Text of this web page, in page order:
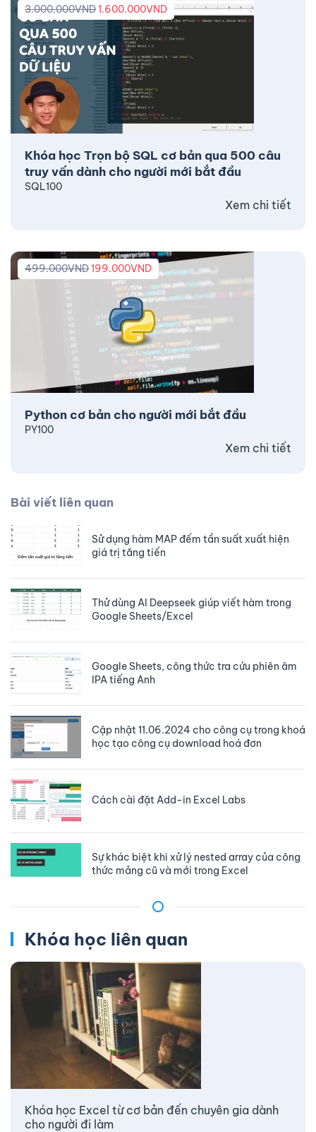
Khóa học Trọn bộ SQL cơ bản qua 500 câu
truy vấn dành cho người mới bắt đầu
3.000.000VND1.600.000VND
SQL100
Xem chi tiết
Python cơ bản cho người mới bắt đầu
499.000VND199.000VND
PY100
Xem chi tiết
Bài viết liên quan
Sử dụng hàm MAP đếm tần suất xuất hiện
giá trị tăng tiến
Thử dùng AI Deepseek giúp viết hàm trong
Google Sheets/Excel
Google Sheets, công thức tra cứu phiên âm
IPA tiếng Anh
Cập nhật 11.06.2024 cho công cụ trong khoá
học tạo công cụ download hoá đơn
Cách cài đặt Add-in Excel Labs
Sự khác biệt khi xử lý nested array của công
thức mảng cũ và mới trong Excel
Khóa học liên quan
Khóa học Excel từ cơ bản đến chuyên gia dành
cho người đi làm